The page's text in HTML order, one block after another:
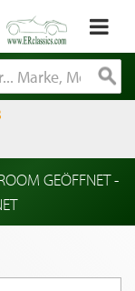
GEÖFFNET -